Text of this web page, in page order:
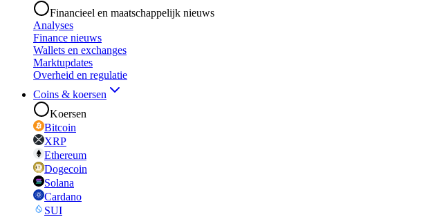
Financieel en maatschappelijk nieuws
Analyses
Finance nieuws
Wallets en exchanges
Marktupdates
Overheid en regulatie
Coins & koersen
Koersen
Bitcoin
XRP
Ethereum
Dogecoin
Solana
Cardano
SUI